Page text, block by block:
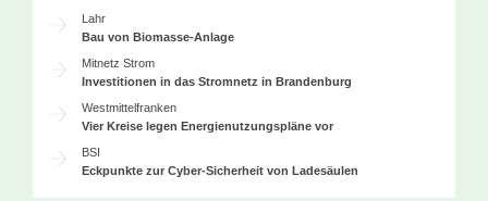
Lahr
Bau von Biomasse-Anlage
Mitnetz Strom
Investitionen in das Stromnetz in Brandenburg
Westmittelfranken
Vier Kreise legen Energienutzungspläne vor
BSI
Eckpunkte zur Cyber-Sicherheit von Ladesäulen